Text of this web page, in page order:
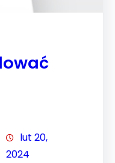
lut 20,
2024